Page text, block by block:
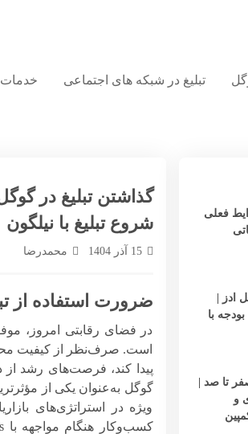
تبلیغ در شبکه های اجتماعی
فعلی
ادز |
با
تا صد |
و
گذاشتن تبلیغ در
شروع تبلیغ با نیلگون
15 آذر 1404 محمدرضا
ضرورت استفاده از
در فضای رقابتی امروز،
است. صرف‌نظر از کیفیت
پیدا کند، فرصت‌های رشد
گوگل به‌عنوان یکی از
ویژه در استراتژی‌های
کسب‌وکار هنگام مواجهه با Google Ads با پرسش‌هایی جدی روبه‌رو می‌شوند: